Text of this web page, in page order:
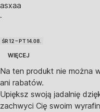
asxaa
·
ŚR 12 – PT 14.08.
WIĘCEJ
Na ten produkt nie można
ani rabatów.
Upiększ swoją jadalnię
zachwyci Cię swoim